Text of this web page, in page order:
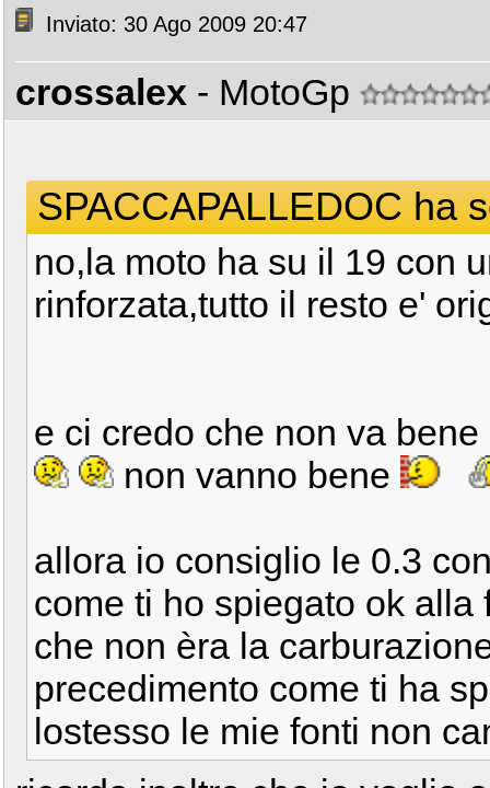
Inviato: 30 Ago 2009 20:47
crossalex - MotoGp
SPACCAPALLEDOC ha
no,la moto ha su il 19 con
rinforzata,tutto il resto e'
e ci credo che non va
non vanno bene
allora io consiglio le 0.3
come ti ho spiegato ok
che non èra la
precedimento come ti ha
lostesso le mie fonti non